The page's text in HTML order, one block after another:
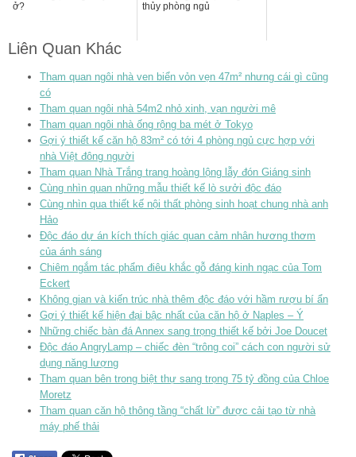
ở?
thủy phòng ngủ
Liên Quan Khác
Tham quan ngôi nhà ven biển vỏn vẹn 47m² nhưng cái gì cũng
có
Tham quan ngôi nhà 54m2 nhỏ xinh, vạn người mê
Tham quan ngôi nhà ống rộng ba mét ở Tokyo
Gợi ý thiết kế căn hộ 83m² có tới 4 phòng ngủ cực hợp với
nhà Việt đông người
Tham quan Nhà Trắng trang hoàng lộng lẫy đón Giáng sinh
Cùng nhìn quan những mẫu thiết kế lò sưởi độc đáo
Cùng nhìn qua thiết kế nội thất phòng sinh hoạt chung nhà anh
Hảo
Độc đáo dự án kích thích giác quan cảm nhân hương thơm
của ánh sáng
Chiêm ngắm tác phẩm điêu khắc gỗ đáng kinh ngạc của Tom
Eckert
Không gian và kiến trúc nhà thêm độc đáo với hầm rượu bí ẩn
Gợi ý thiết kế hiện đại bậc nhất của căn hộ ở Naples – Ý
Những chiếc bàn đá Annex sang trọng thiết kế bởi Joe Doucet
Độc đáo AngryLamp – chiếc đèn “trông coi” cách con người sử
dụng năng lượng
Tham quan bên trong biệt thự sang trọng 75 tỷ đồng của Chloe
Moretz
Tham quan căn hộ thông tầng “chất lừ” được cải tạo từ nhà
máy phế thải